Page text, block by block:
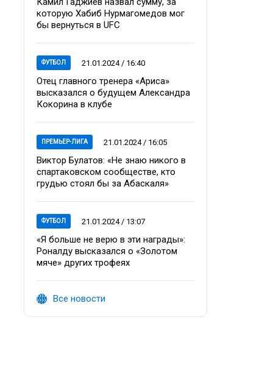
которую Хабиб Нурмагомедов мог
бы вернуться в UFC
ФУТБОЛ 21.01.2024 / 16:40
Отец главного тренера «Ариса»
высказался о будущем Александра
Кокорина в клубе
ПРЕМЬЕР-ЛИГА 21.01.2024 / 16:05
Виктор Булатов: «Не знаю никого в
спартаковском сообществе, кто
грудью стоял бы за Абаскаля»
ФУТБОЛ 21.01.2024 / 13:07
«Я больше не верю в эти награды»:
Роналду высказался о «Золотом
мяче» других трофеях
Все новости